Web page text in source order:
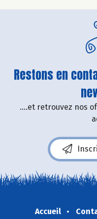
Restons en
....et retrouvez nos
Accueil